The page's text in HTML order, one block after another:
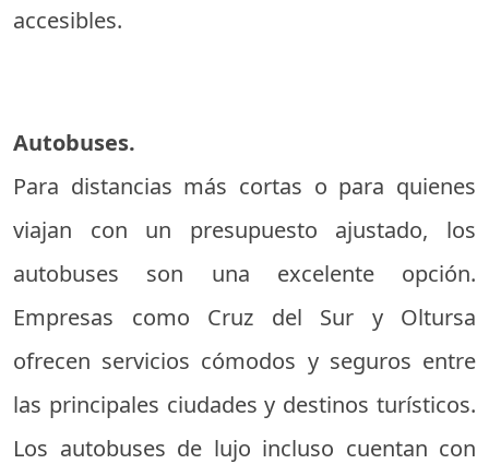
accesibles.
Autobuses.
Para distancias más cortas o para quienes
viajan con un presupuesto ajustado, los
autobuses son una excelente opción.
Empresas como Cruz del Sur y Oltursa
ofrecen servicios cómodos y seguros entre
las principales ciudades y destinos turísticos.
Los autobuses de lujo incluso cuentan con